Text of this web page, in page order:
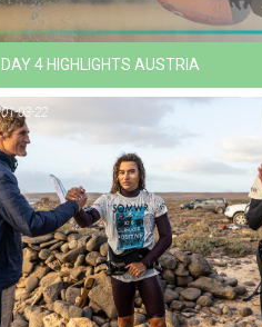
DAY 4 HIGHLIGHTS AUSTRIA
10-03-22
NEWS
01-03-22